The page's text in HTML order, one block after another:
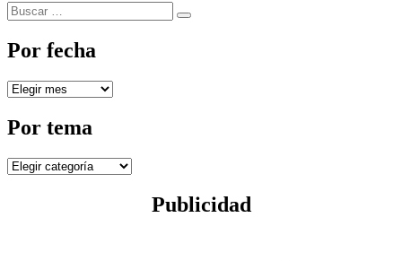
Buscar
por:
Buscar
Por fecha
Por
Por tema
Por
Publicidad